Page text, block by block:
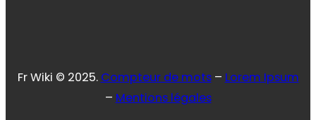
Fr Wiki © 2025. Compteur de mots– Lorem Ipsum
– Mentions légales